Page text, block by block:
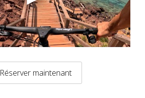
Réserver maintenant